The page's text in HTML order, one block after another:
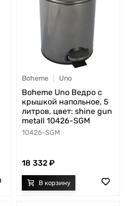
Boheme Uno
Boheme Uno Ведро с
крышкой напольное, 5
литров, цвет: shine gun
metall 10426-SGM
10426-SGM
18 332